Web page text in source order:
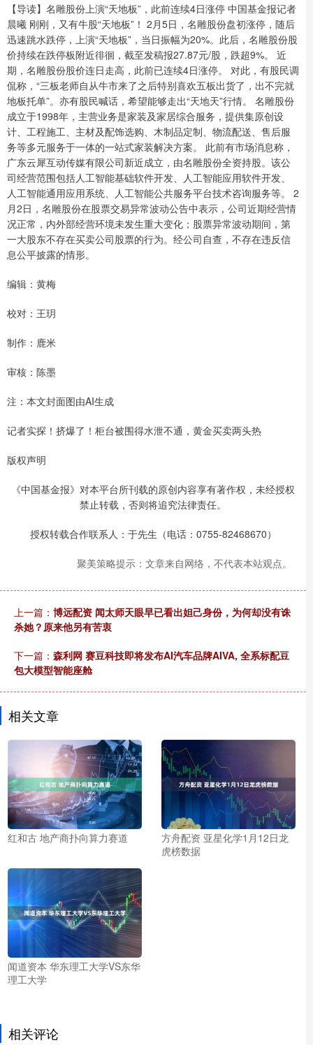
【导读】名雕股份上演“天地板”，此前连续4日涨停 中国基金报记者
晨曦 刚刚，又有牛股“天地板”！ 2月5日，名雕股份盘初涨停，随后
迅速跳水跌停，上演“天地板”，当日振幅为20%。此后，名雕股份股
价持续在跌停板附近徘徊，截至发稿报27.87元/股，跌超9%。 近
期，名雕股份股价连日走高，此前已连续4日涨停。 对此，有股民调
侃称，“三板老师自从牛市来了之后特别喜欢五板出货了，出不完就
地板托单”。亦有股民喊话，希望能够走出“天地天”行情。 名雕股份
成立于1998年，主营业务是家装及家居综合服务，提供集原创设
计、工程施工、主材及配饰选购、木制品定制、物流配送、售后服
务等多元服务于一体的一站式家装解决方案。 此前有市场消息称，
广东云犀互动传媒有限公司新近成立，由名雕股份全资持股。该公
司经营范围包括人工智能基础软件开发、人工智能应用软件开发、
人工智能通用应用系统、人工智能公共服务平台技术咨询服务等。 2
月2日，名雕股份在股票交易异常波动公告中表示，公司近期经营情
况正常，内外部经营环境未发生重大变化；股票异常波动期间，第
一大股东不存在买卖公司股票的行为。经公司自查，不存在违反信
息公平披露的情形。
编辑：黄梅
校对：王玥
制作：鹿米
审核：陈墨
注：本文封面图由AI生成
记者实探！挤爆了！柜台被围得水泄不通，黄金买卖两头热
版权声明
《中国基金报》对本平台所刊载的原创内容享有著作权，未经授权
禁止转载，否则将追究法律责任。
授权转载合作联系人：于先生（电话：0755-82468670）
聚美策略提示：文章来自网络，不代表本站观点。
上一篇： 博远配资 闻太师天眼早已看出妲己身份，为何却没有诛
杀她？原来他另有苦衷
下一篇： 森利网 赛豆科技即将发布AI汽车品牌AIVA, 全系标配豆
包大模型智能座舱
相关文章
红和古 地产商扑向算力赛道
方舟配资 亚星化学1月12日龙
虎榜数据
闻道资本 华东理工大学VS东华
理工大学
相关评论